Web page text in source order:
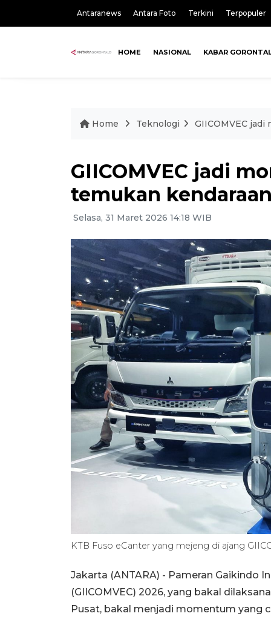
Antaranews Antara Foto Terkini Terpopuler
HOME NASIONAL KABAR
Home Teknologi GIICOMVEC
GIICOMVEC jadi
temukan
Selasa, 31 Maret 2026 14:18 WIB
KTB Fuso eCanter yang mejeng di ajang
Jakarta (ANTARA) - Pameran Gaikindo
(GIICOMVEC) 2026, yang bakal
Pusat, bakal menjadi momentum yang